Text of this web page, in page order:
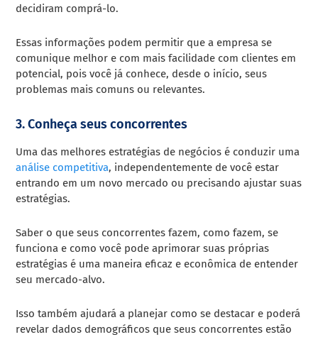
decidiram comprá-lo.
Essas informações podem permitir que a empresa se
comunique melhor e com mais facilidade com clientes em
potencial, pois você já conhece, desde o início, seus
problemas mais comuns ou relevantes.
3. Conheça seus concorrentes
Uma das melhores estratégias de negócios é conduzir uma
análise competitiva, independentemente de você estar
entrando em um novo mercado ou precisando ajustar suas
estratégias.
Saber o que seus concorrentes fazem, como fazem, se
funciona e como você pode aprimorar suas próprias
estratégias é uma maneira eficaz e econômica de entender
seu mercado-alvo.
Isso também ajudará a planejar como se destacar e poderá
revelar dados demográficos que seus concorrentes estão